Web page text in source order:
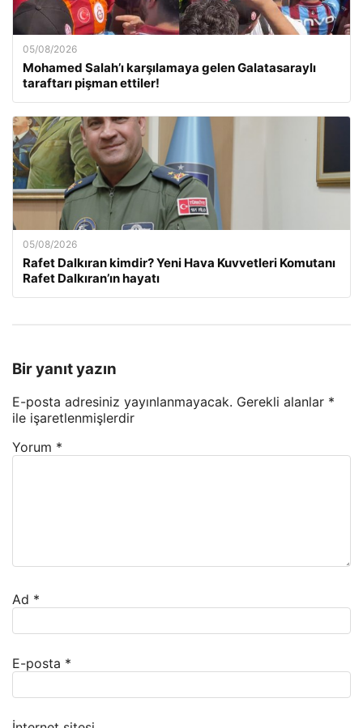
05/08/2026
Mohamed Salah’ı karşılamaya gelen Galatasaraylı
taraftarı pişman ettiler!
05/08/2026
Rafet Dalkıran kimdir? Yeni Hava Kuvvetleri Komutanı
Rafet Dalkıran’ın hayatı
Bir yanıt yazın
E-posta adresiniz yayınlanmayacak. Gerekli alanlar *
ile işaretlenmişlerdir
Yorum *
Ad *
E-posta *